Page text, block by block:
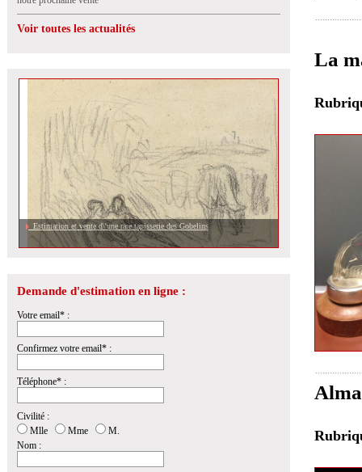
Voir toutes les actualités
Estimation et vente d\'une rare tapisserie des Gobelins
Demande d'estimation en ligne :
Votre email* :
Confirmez votre email* :
Téléphone* :
Civilité :
Mlle
Mme
M.
Nom :
La